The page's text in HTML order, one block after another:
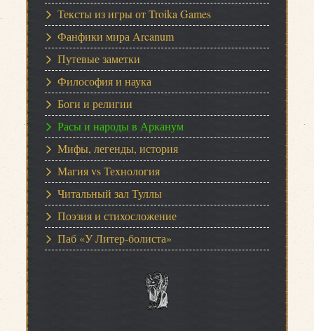
Тексты из игры от Troika Games
Фанфики мира Arcanum
Путевые заметки
Философия и наука
Боги и религии
Расы и народы в Арканум
Мифы, легенды, история
Магия vs Технология
Читальный зал Туллы
Поэзия и стихосложение
Паб «У Литер-болиста»